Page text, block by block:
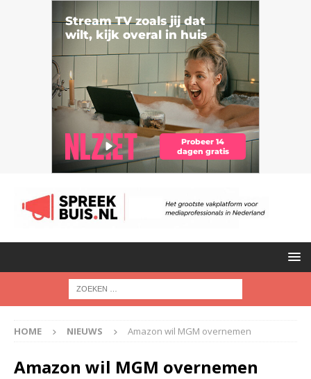
HOME NIEUWS Amazon wil MGM overnemen
Amazon wil MGM overnemen